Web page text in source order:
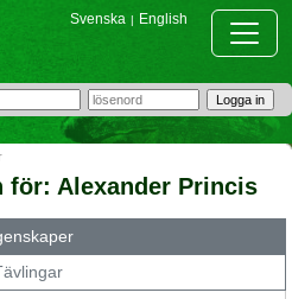
Svenska | English
för: Alexander Princis